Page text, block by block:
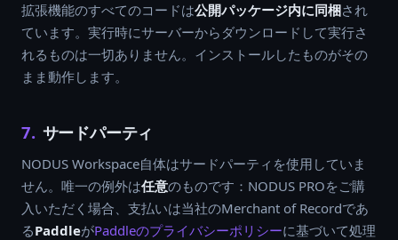
拡張機能のすべてのコードは公開パッケージ内に同梱され
ています。実行時にサーバーからダウンロードして実行さ
れるものは一切ありません。インストールしたものがその
まま動作します。
7. サードパーティ
NODUS Workspace自体はサードパーティを使用していま
せん。唯一の例外は任意のものです：NODUS PROをご購
入いただく場合、支払いは当社のMerchant of Recordであ
るPaddleがPaddleのプライバシーポリシーに基づいて処理